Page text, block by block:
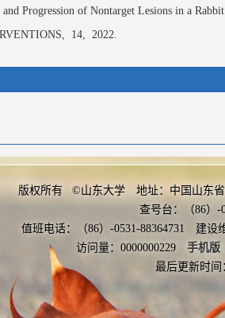
Progression of Nontarget Lesions in a
14, 2022.
周股动脉的前瞻性、多中心、随机对照研究,
清生物标志物的应用价值研究, 2025-02-17-
版权所有 ©山东大学 地址：中国山东
查号台：（86）-
值班电话：（86）-0531-88364731 建
访问量： 0000000229 手机版
最后更新时间